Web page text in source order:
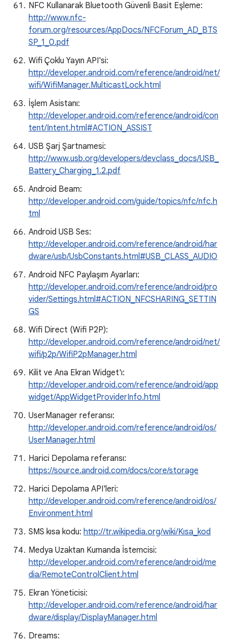
NFC Kullanarak Bluetooth Güvenli Basit Eşleme:
http://www.nfc-
forum.org/resources/AppDocs/NFCForum_AD_BTS
SP_1_0.pdf
Wifi Çoklu Yayın API'si:
http://developer.android.com/reference/android/net/
wifi/WifiManager.MulticastLock.html
İşlem Asistanı:
http://developer.android.com/reference/android/con
tent/Intent.html#ACTION_ASSIST
USB Şarj Şartnamesi:
http://www.usb.org/developers/devclass_docs/USB_
Battery_Charging_1.2.pdf
Android Beam:
http://developer.android.com/guide/topics/nfc/nfc.h
tml
Android USB Ses:
http://developer.android.com/reference/android/har
dware/usb/UsbConstants.html#USB_CLASS_AUDIO
Android NFC Paylaşım Ayarları:
http://developer.android.com/reference/android/pro
vider/Settings.html#ACTION_NFCSHARING_SETTIN
GS
Wifi Direct (Wifi P2P):
http://developer.android.com/reference/android/net/
wifi/p2p/WifiP2pManager.html
Kilit ve Ana Ekran Widget'ı:
http://developer.android.com/reference/android/app
widget/AppWidgetProviderInfo.html
UserManager referansı:
http://developer.android.com/reference/android/os/
UserManager.html
Harici Depolama referansı:
https://source.android.com/docs/core/storage
Harici Depolama API'leri:
http://developer.android.com/reference/android/os/
Environment.html
SMS kısa kodu: http://tr.wikipedia.org/wiki/Kısa_kod
Medya Uzaktan Kumanda İstemcisi:
http://developer.android.com/reference/android/me
dia/RemoteControlClient.html
Ekran Yöneticisi:
http://developer.android.com/reference/android/har
dware/display/DisplayManager.html
Dreams: